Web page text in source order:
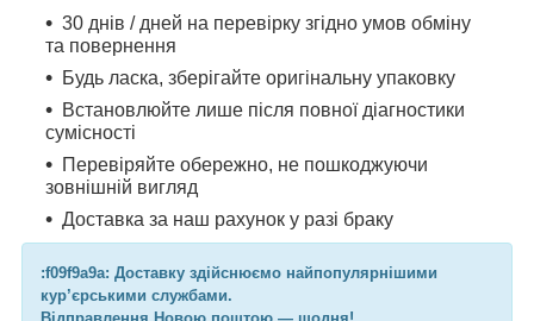
30 днів / дней на перевірку згідно умов обміну
та повернення
Будь ласка, зберігайте оригінальну упаковку
Встановлюйте лише після повної діагностики
сумісності
Перевіряйте обережно, не пошкоджуючи
зовнішній вигляд
Доставка за наш рахунок у разі браку
:f09f9a9a: Доставку здійснюємо найпопулярнішими
кур’єрськими службами.